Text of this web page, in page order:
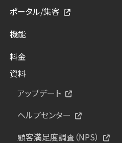
ポータル/集客
機能
料金
資料
アップデート
ヘルプセンター
顧客満足度調査（NPS）